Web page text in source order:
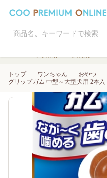
トップ ワンちゃん おやつ
グリップガム 中型～大型犬用 2本入